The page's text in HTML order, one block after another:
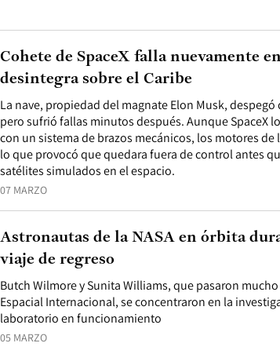
07 MARZO
La nave, propiedad del magnate Elon Musk,
pero sufrió fallas minutos después. Aunque SpaceX
con un sistema de brazos mecánicos, los motores
lo que provocó que quedara fuera de control antes
satélites simulados en el espacio.
Cohete de SpaceX falla nuevamente
desintegra sobre el Caribe
05 MARZO
Butch Wilmore y Sunita Williams, que pasaron
Espacial Internacional, se concentraron en la
laboratorio en funcionamiento
Astronautas de la NASA en órbita
viaje de regreso